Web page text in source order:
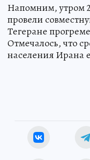
Напомним, утром
провели
Тегеране
Отмечалось, что
населения Ирана